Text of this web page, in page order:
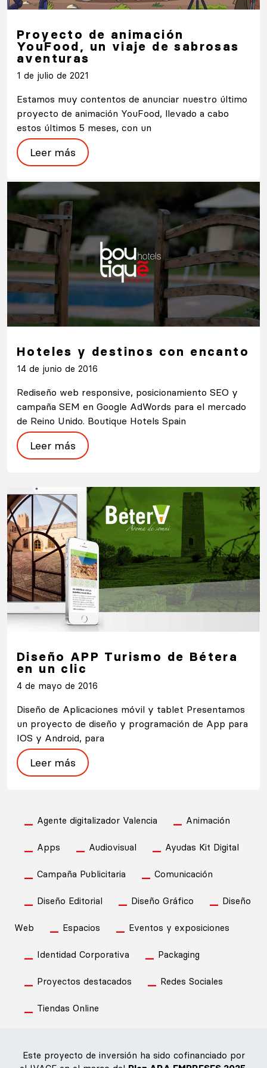
Proyecto de animación
YouFood, un viaje de sabrosas
aventuras
1 de julio de 2021
Estamos muy contentos de anunciar nuestro último
proyecto de animación YouFood, llevado a cabo
estos últimos 5 meses, con un
Leer más
Hoteles y destinos con encanto
14 de junio de 2016
Rediseño web responsive, posicionamiento SEO y
campaña SEM en Google AdWords para el mercado
de Reino Unido. Boutique Hotels Spain
Leer más
Diseño APP Turismo de Bétera
en un clic
4 de mayo de 2016
Diseño de Aplicaciones móvil y tablet Presentamos
un proyecto de diseño y programación de App para
IOS y Android, para
Leer más
Agente digitalizador Valencia Animación
Apps Audiovisual Ayudas Kit Digital
Campaña Publicitaria Comunicación
Diseño Editorial Diseño Gráfico Diseño
Web Espacios Eventos y exposiciones
Identidad Corporativa Packaging
Proyectos destacados Redes Sociales
Tiendas Online
Este proyecto de inversión ha sido cofinanciado por